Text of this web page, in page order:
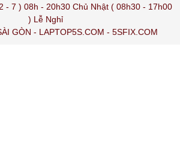
- 7 ) 08h - 20h30 Chủ Nhật ( 08h30 - 17h00
) Lễ Nghỉ
GÒN - LAPTOP5S.COM - 5SFIX.COM